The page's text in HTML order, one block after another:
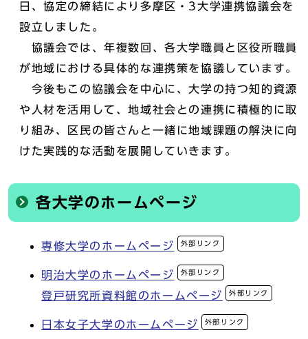
日、協定の締結により多摩区・3大学連携協議会を
設立しました。
協議会では、年複数回、各大学職員と区役所職員
が地域における具体的な連携策を協議しています。
今後もこの協議会を中心に、大学の持つ知的資源
や人材を活用して、地域社会との連携に積極的に取
り組み、区民の皆さんと一緒に地域課題の解決に向
けた実践的な活動を展開していきます。
各大学のホームページ
専修大学のホームページ 外部リンク
明治大学のホームページ 外部リンク
登戸研究所資料館のホームページ 外部リンク
日本女子大学のホームページ 外部リンク